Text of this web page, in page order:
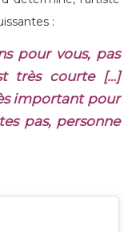
:
pour vous, pas
très courte […]
important pour
pas, personne